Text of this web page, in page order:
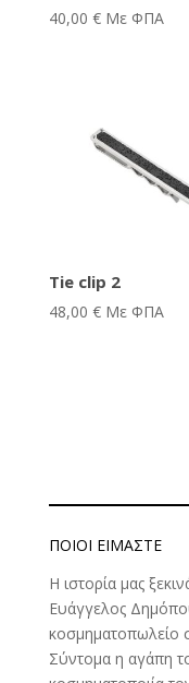
40,00 € Με ΦΠΑ
Tie clip 2
48,00 € Με ΦΠΑ
ΠΟΙΟΊ ΕΊΜΑΣΤΕ
Η ιστορία μας
Ευάγγελος
κοσμηματοπωλείο
Σύντομα η αγάπη